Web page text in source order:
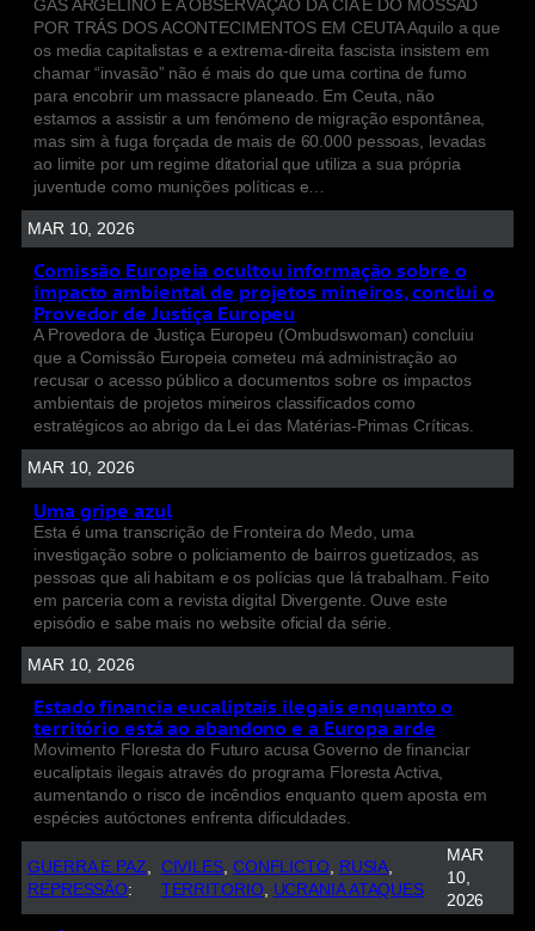
GÁS ARGELINO E A OBSERVAÇÃO DA CIA E DO MOSSAD
POR TRÁS DOS ACONTECIMENTOS EM CEUTA Aquilo a que
os media capitalistas e a extrema-direita fascista insistem em
chamar “invasão” não é mais do que uma cortina de fumo
para encobrir um massacre planeado. Em Ceuta, não
estamos a assistir a um fenómeno de migração espontânea,
mas sim à fuga forçada de mais de 60.000 pessoas, levadas
ao limite por um regime ditatorial que utiliza a sua própria
juventude como munições políticas e…
MAR 10, 2026
Comissão Europeia ocultou informação sobre o
impacto ambiental de projetos mineiros, conclui o
Provedor de Justiça Europeu
A Provedora de Justiça Europeu (Ombudswoman) concluiu
que a Comissão Europeia cometeu má administração ao
recusar o acesso público a documentos sobre os impactos
ambientais de projetos mineiros classificados como
estratégicos ao abrigo da Lei das Matérias-Primas Críticas.
MAR 10, 2026
Uma gripe azul
Esta é uma transcrição de Fronteira do Medo, uma
investigação sobre o policiamento de bairros guetizados, as
pessoas que ali habitam e os polícias que lá trabalham. Feito
em parceria com a revista digital Divergente. Ouve este
episódio e sabe mais no website oficial da série.
MAR 10, 2026
Estado financia eucaliptais ilegais enquanto o
território está ao abandono e a Europa arde
Movimento Floresta do Futuro acusa Governo de financiar
eucaliptais ilegais através do programa Floresta Activa,
aumentando o risco de incêndios enquanto quem aposta em
espécies autóctones enfrenta dificuldades.
GUERRA E PAZ
REPRESSÃO:
CIVILES CONFLICTO, RUSIA
TERRITORIO, UCRANIA ATAQUES
MAR
10,
2026